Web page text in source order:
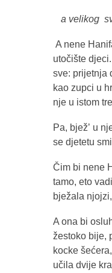
a velikog
A nene
utočište
sve: prijetnja
kao zupci u
nje u istom
Pa, bježʼ u
se djetetu
Čim bi nene
tamo, eto
bježala
A ona bi
žestoko bije,
kocke
učila dvije